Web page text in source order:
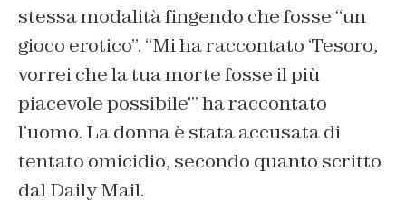
stessa modalità fingendo che fosse “un
gioco erotico”. “Mi ha raccontato ‘Tesoro,
vorrei che la tua morte fosse il più
piacevole possibile'” ha raccontato
l’uomo. La donna è stata accusata di
tentato omicidio, secondo quanto scritto
dal Daily Mail.